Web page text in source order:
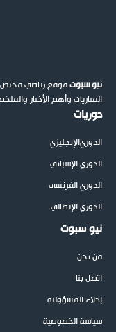
نيو سبوتموقع رياضي مختص
المباريات وأهم الأخبار
دوريات
الدوريالإنجليزي
الدوري الإسباني
الدوري الفرنسي
الدوري الإيطالي
نيو سبوت
من نحن
اتصل بنا
إخلاء المسؤولية
سياسة الخصوصية